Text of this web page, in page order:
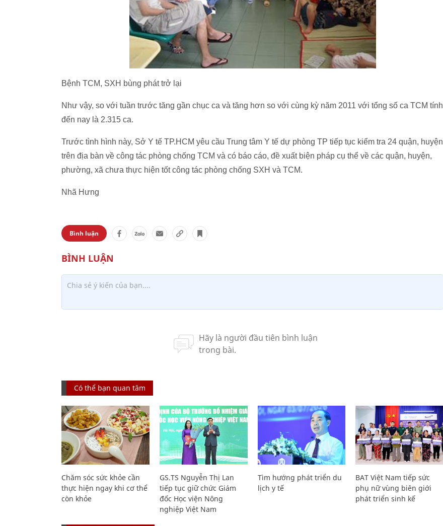
Bệnh TCM, SXH bùng phát trở lại
Như vậy, so với tuần trước tăng gần chục ca và tăng hơn so với cùng kỳ năm 2011 với tổng số ca TCM tính
đến nay là 2.315 ca.
Trước tình hình này, Sở Y tế TP.HCM yêu cầu Trung tâm Y tế dự phòng TP tiếp tục kiểm tra 24 quận, huyện
trên địa bàn về công tác phòng chống TCM và có báo cáo, đề xuất biện pháp cụ thể về các quận, huyện,
phường, xã chưa thực hiện tốt công tác phòng chống SXH và TCM.
Nhã Hưng
Bình luận
Có thể bạn quan tâm
Chăm sóc sức khỏe cần
thực hiện ngay khi cơ thể
còn khỏe
GS.TS Nguyễn Thị Lan
tiếp tục giữ chức Giám
đốc Học viện Nông
nghiệp Việt Nam
Tìm hướng phát triển du
lịch y tế
BAT Việt Nam tiếp sức
phụ nữ vùng biên giới
phát triển sinh kế